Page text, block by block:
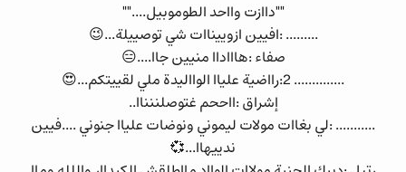
""داازت وااحد الطوموبيل....""
......... :افيين ازوييناات شي توصييلة...😉
صفاء :هاااداا منيين جاا....😑
.............. 2:رااضية علياا الوااليدة ملي لقييتكم...😍
إشراق :ااححم غتوصلننناا..
........... :لي بغاات مولات ليموني ونوضات علياا جنوني ....فيين
ندييهاا...💞